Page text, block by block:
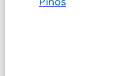
Pinos